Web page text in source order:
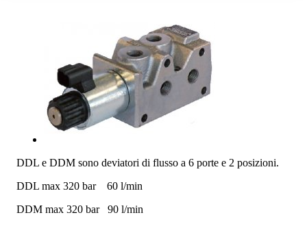
DDL e DDM sono deviatori di flusso a 6 porte e 2 posizioni.
DDL max 320 bar 60 l/min
DDM max 320 bar 90 l/min